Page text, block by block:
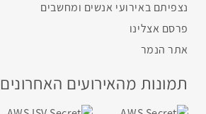
נצפיתם באירועי אנשים ומחשבים
פרסם אצלינו
אתר הנמר
תמונות מהאירועים האחרונים